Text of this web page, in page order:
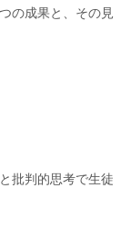
の成果と、その見
批判的思考で生徒